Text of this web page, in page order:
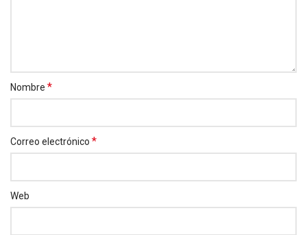
Nombre *
Correo electrónico *
Web